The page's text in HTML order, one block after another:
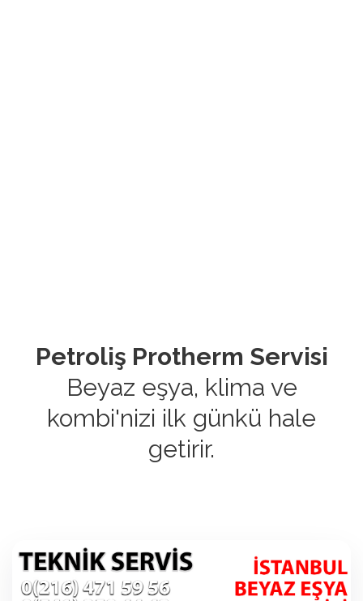
Petroliş Protherm Servisi
Beyaz eşya, klima ve
kombi'nizi ilk günkü hale
getirir.